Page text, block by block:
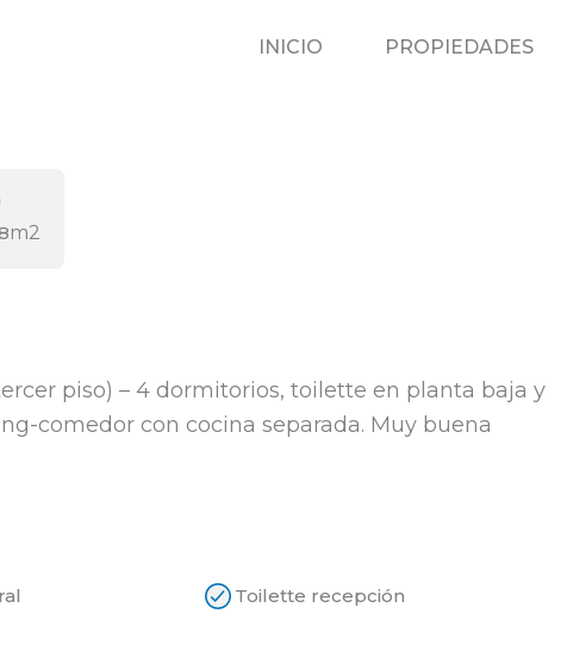
INICIO
INICIO PROPIEDADES
m2
piso) – 4 dormitorios, toilette en planta baja y
comedor con cocina separada. Muy buena
Toilette recepción